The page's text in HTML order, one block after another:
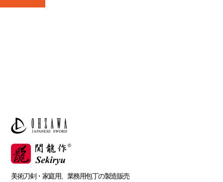
美術刀剣・家庭用、業務用包丁の製造販売